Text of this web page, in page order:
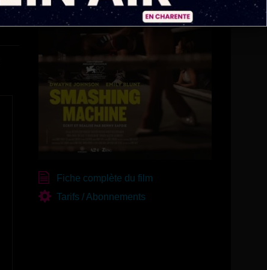
Fiche complète du film
Tarifs / Abonnements